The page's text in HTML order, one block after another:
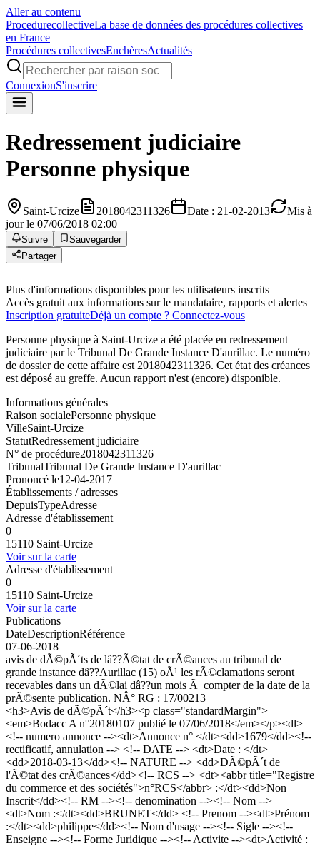
Aller au contenu
ProcedurecollectiveLa base de données des procédures collectives
en France
Procédures collectivesEnchèresActualités
ConnexionS'inscrire
Redressement judiciaire
Personne physique
Saint-Urcize 2018042311326 Date : 21-02-2013
Mis à
jour le 07/06/2018 02:00
Suivre
Sauvegarder
Partager
Plus d'informations disponibles pour les utilisateurs inscrits
Accès gratuit aux informations sur le mandataire, rapports et alertes
Inscription gratuiteDéjà un compte ? Connectez-vous
Personne physique à Saint-Urcize a été placée en redressement
judiciaire par le Tribunal De Grande Instance D'aurillac. Le numéro
de dossier de cette affaire est 2018042311326. Cet état des créances
est déposé au greffe. Aucun rapport n'est (encore) disponible.
Informations générales
Raison socialePersonne physique
VilleSaint-Urcize
StatutRedressement judiciaire
N° de procédure2018042311326
TribunalTribunal De Grande Instance D'aurillac
Prononcé le12-04-2017
Établissements / adresses
DepuisTypeAdresse
Adresse d'établissement
0
15110 Saint-Urcize
Voir sur la carte
Adresse d'établissement
0
15110 Saint-Urcize
Voir sur la carte
Publications
DateDescriptionRéférence
07-06-2018
avis de dÃ©pÃ´ts de lâ??Ã©tat de crÃ©ances au tribunal de
grande instance dâ??Aurillac (15) oÃ¹ les rÃ©clamations seront
recevables dans un dÃ©lai dâ??un mois Ã compter de la date de la
prÃ©sente publication. NÂ° RG : 17/00213
<h3>Avis de dÃ©pÃ´t</h3><p class="standardMargin">
<em>Bodacc A n°20180107 publié le 07/06/2018</em></p><dl>
<!-- numero annonce --><dt>Annonce n° </dt><dd>1679</dd><!--
rectificatif, annulation --> <!-- DATE --> <dt>Date : </dt>
<dd>2018-03-13</dd><!-- NATURE --> <dd>DÃ©pÃ´t de
l'Ã©tat des crÃ©ances</dd><!-- RCS --> <dt><abbr title="Registre
du commerce et des sociétés">n°RCS</abbr> :</dt><dd>Non
Inscrit</dd><!-- RM --><!-- denomination --><!-- Nom -->
<dt>Nom :</dt><dd>BRUNET</dd> <!-- Prenom --><dt>Prénom
:</dt><dd>philippe</dd><!-- Nom d'usage --><!-- Sigle --><!--
Enseigne --><!-- Forme Juridique --><!-- Activite --><dt>Activité :